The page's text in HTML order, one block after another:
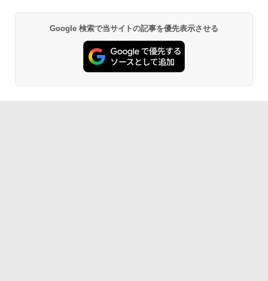
Google 検索で当サイトの記事を優先表示させる